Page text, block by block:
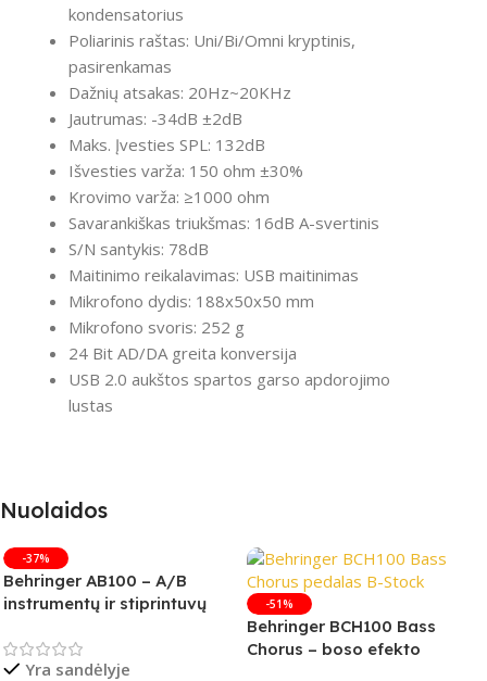
kondensatorius
Poliarinis raštas: Uni/Bi/Omni kryptinis,
pasirenkamas
Dažnių atsakas: 20Hz~20KHz
Jautrumas: -34dB ±2dB
Maks. Įvesties SPL: 132dB
Išvesties varža: 150 ohm ±30%
Krovimo varža: ≥1000 ohm
Savarankiškas triukšmas: 16dB A-svertinis
S/N santykis: 78dB
Maitinimo reikalavimas: USB maitinimas
Mikrofono dydis: 188x50x50 mm
Mikrofono svoris: 252 g
24 Bit AD/DA greita konversija
USB 2.0 aukštos spartos garso apdorojimo
lustas
Nuolaidos
-37%
Behringer AB100 – A/B
instrumentų ir stiprintuvų
Yra sandėlyje
-51%
Behringer BCH100 Bass
Chorus – boso efekto